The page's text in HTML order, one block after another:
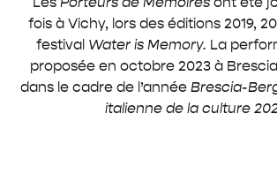
fois à Vichy, lors des éditions 2019,
festival Water is Memory. La
proposée en octobre 2023 à
dans le cadre de l’année Brescia-
italienne de la culture